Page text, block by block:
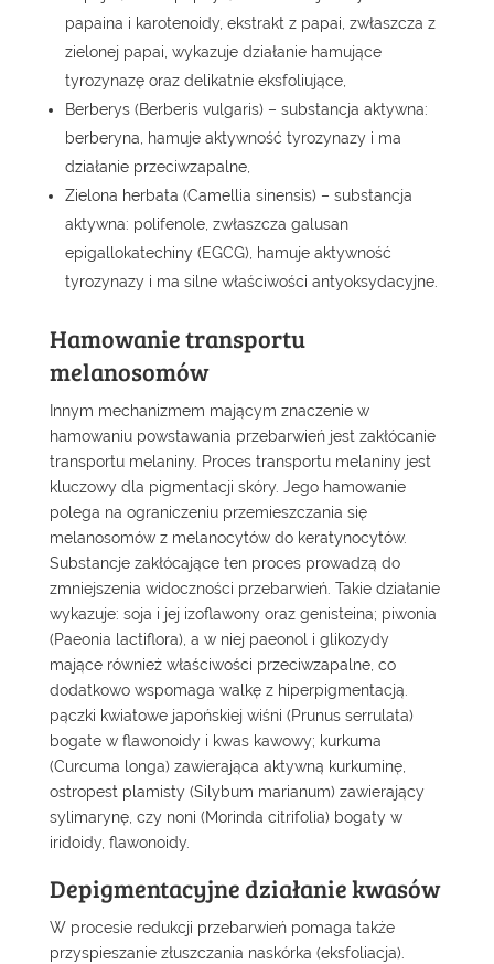
papaina i karotenoidy, ekstrakt z papai, zwłaszcza z
zielonej papai, wykazuje działanie hamujące
tyrozynazę oraz delikatnie eksfoliujące,
Berberys (Berberis vulgaris) – substancja aktywna:
berberyna, hamuje aktywność tyrozynazy i ma
działanie przeciwzapalne,
Zielona herbata (Camellia sinensis) – substancja
aktywna: polifenole, zwłaszcza galusan
epigallokatechiny (EGCG), hamuje aktywność
tyrozynazy i ma silne właściwości antyoksydacyjne.
Hamowanie transportu
melanosomów
Innym mechanizmem mającym znaczenie w
hamowaniu powstawania przebarwień jest zakłócanie
transportu melaniny. Proces transportu melaniny jest
kluczowy dla pigmentacji skóry. Jego hamowanie
polega na ograniczeniu przemieszczania się
melanosomów z melanocytów do keratynocytów.
Substancje zakłócające ten proces prowadzą do
zmniejszenia widoczności przebarwień. Takie działanie
wykazuje: soja i jej izoflawony oraz genisteina; piwonia
(Paeonia lactiflora), a w niej paeonol i glikozydy
mające również właściwości przeciwzapalne, co
dodatkowo wspomaga walkę z hiperpigmentacją.
pączki kwiatowe japońskiej wiśni (Prunus serrulata)
bogate w flawonoidy i kwas kawowy; kurkuma
(Curcuma longa) zawierająca aktywną kurkuminę,
ostropest plamisty (Silybum marianum) zawierający
sylimarynę, czy noni (Morinda citrifolia) bogaty w
iridoidy, flawonoidy.
Depigmentacyjne działanie kwasów
W procesie redukcji przebarwień pomaga także
przyspieszanie złuszczania naskórka (eksfoliacja).